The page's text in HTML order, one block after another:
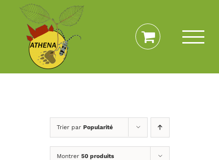
Passer
contenu
Trier par Popularité
Montrer 50 produits